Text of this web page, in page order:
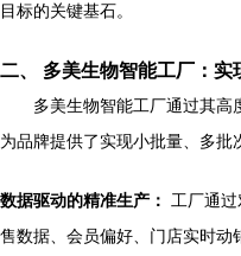
目标的关键基石。
二、 多美生物智能工厂：
多美生物智能工厂通过其高
为品牌提供了实现小批量、多批
数据驱动的精准生产：
工厂通
售数据、会员偏好、门店实时